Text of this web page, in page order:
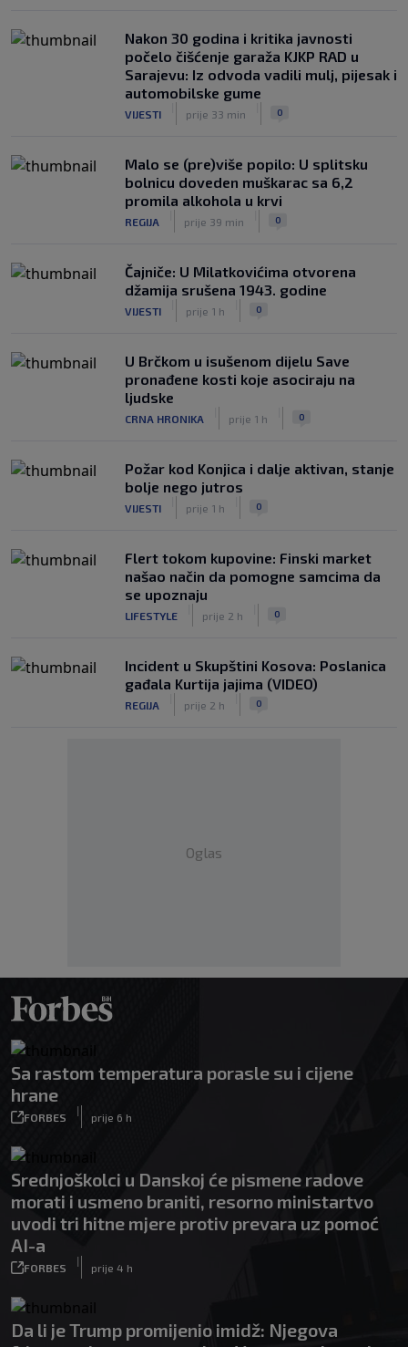
Nakon 30 godina i kritika javnosti
počelo čišćenje garaža KJKP RAD u
Sarajevu: Iz odvoda vadili mulj, pijesak i
automobilske gume
VIJESTI prije 33 min 0
Malo se (pre)više popilo: U splitsku
bolnicu doveden muškarac sa 6,2
promila alkohola u krvi
REGIJA prije 39 min 0
Čajniče: U Milatkovićima otvorena
džamija srušena 1943. godine
VIJESTI prije 1 h 0
U Brčkom u isušenom dijelu Save
pronađene kosti koje asociraju na
ljudske
CRNA HRONIKA prije 1 h 0
Požar kod Konjica i dalje aktivan, stanje
bolje nego jutros
VIJESTI prije 1 h 0
Flert tokom kupovine: Finski market
našao način da pomogne samcima da
se upoznaju
LIFESTYLE prije 2 h 0
Incident u Skupštini Kosova: Poslanica
gađala Kurtija jajima (VIDEO)
REGIJA prije 2 h 0
Oglas
Sa rastom temperatura porasle su i cijene
hrane
FORBES
|
prije 6 h
Srednjoškolci u Danskoj će pismene radove
morati i usmeno braniti, resorno ministartvo
uvodi tri hitne mjere protiv prevara uz pomoć
AI-a
FORBES
|
prije 4 h
Da li je Trump promijenio imidž: Njegova